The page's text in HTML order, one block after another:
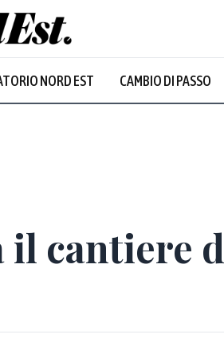
NORD EST CAMBIO DI PASSO
cantiere